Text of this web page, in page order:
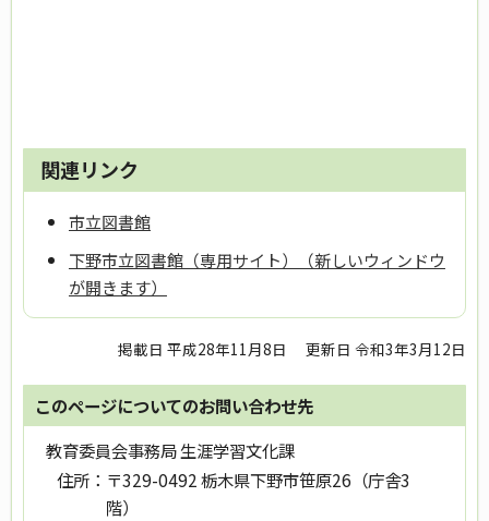
関連リンク
市立図書館
下野市立図書館（専用サイト）（新しいウィンドウ
が開きます）
掲載日 平成28年11月8日 更新日 令和3年3月12日
このページについてのお問い合わせ先
教育委員会事務局 生涯学習文化課
住所： 〒329-0492 栃木県下野市笹原26（庁舎3
階）